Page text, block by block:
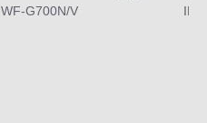
WF-G700N/V